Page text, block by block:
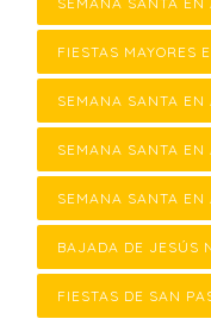
FIESTAS MAYORES
SEMANA SANTA
SEMANA SANTA EN
SEMANA SANTA EN
BAJADA DE JESÚS
FIESTAS DE SAN